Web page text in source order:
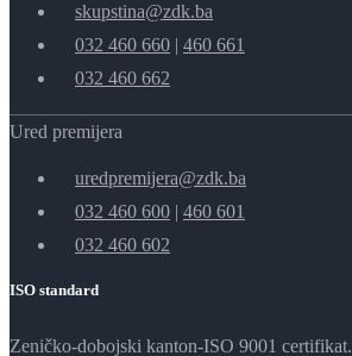
skupstina@zdk.ba
032 460 660 | 460 661
032 460 662
Ured premijera
uredpremijera@zdk.ba
032 460 600 | 460 601
032 460 602
ISO standard
Zeničko-dobojski kanton-ISO 9001 certifikat.